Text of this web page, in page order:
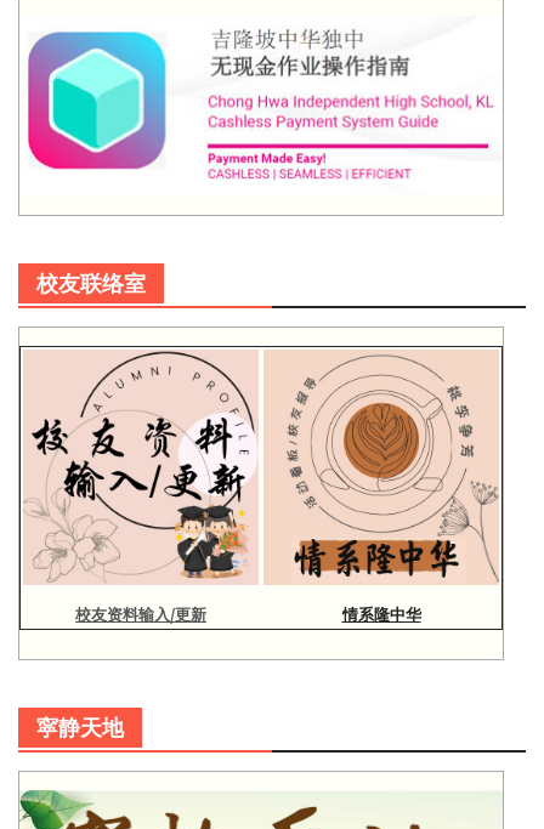
校友联络室
校友资料输入/更新 情系隆中华
寜静天地